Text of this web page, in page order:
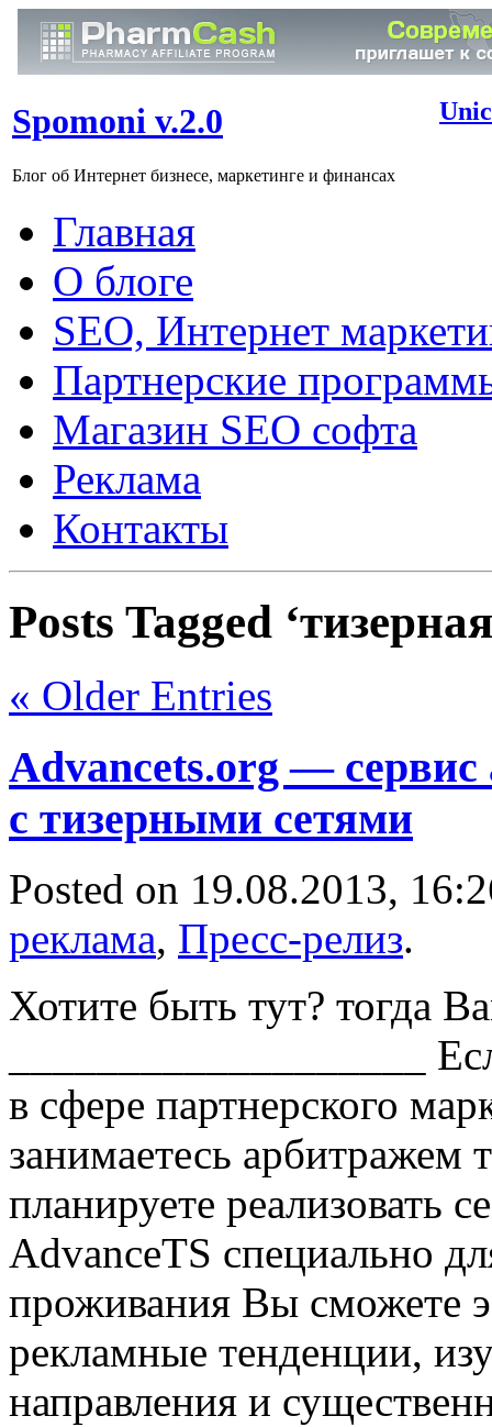
Spomoni v.2.0
Блог об Интернет бизнесе, маркетинге и финансах
Главная
О блоге
SEO, Интернет
Партнерские
Магазин SEO софта
Реклама
Контакты
Posts Tagged
« Older Entries
Advancets.org — сервис
с тизерными сетями
Posted on 19.08.2013,
реклама, Пресс-релиз.
Хотите быть тут? тогда
___________________
в сфере партнерского
занимаетесь арбитражем
планируете реализовать
AdvanceTS специально
проживания Вы сможете
рекламные тенденции,
направления и